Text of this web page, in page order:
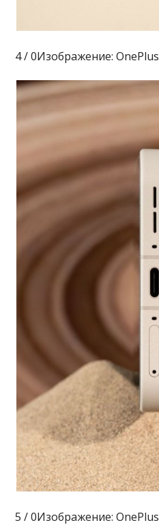
4 / 0Изображение: OnePlus
5 / 0Изображение: OnePlus